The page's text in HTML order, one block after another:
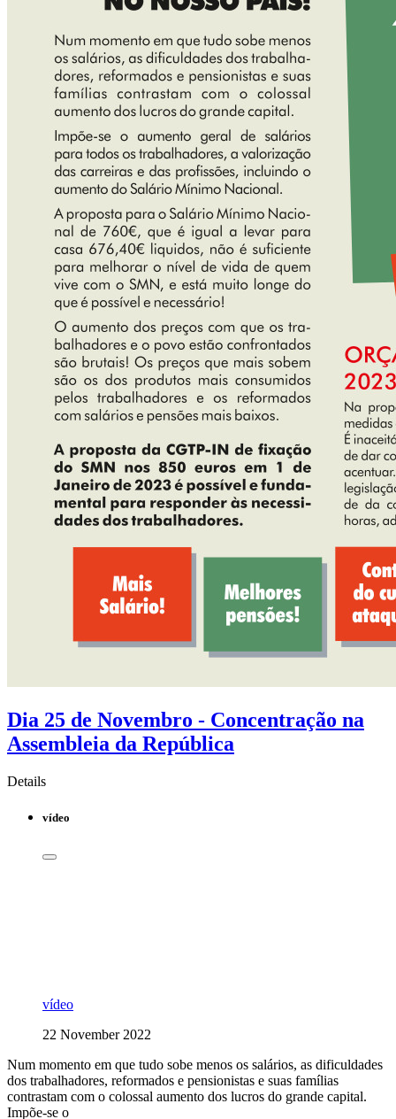
Dia 25 de Novembro - Concentração na
Assembleia da República
Details
vídeo
vídeo
22 November 2022
Num momento em que tudo sobe menos os salários, as dificuldades
dos trabalhadores, reformados e pensionistas e suas famílias
contrastam com o colossal aumento dos lucros do grande capital.
Impõe-se o